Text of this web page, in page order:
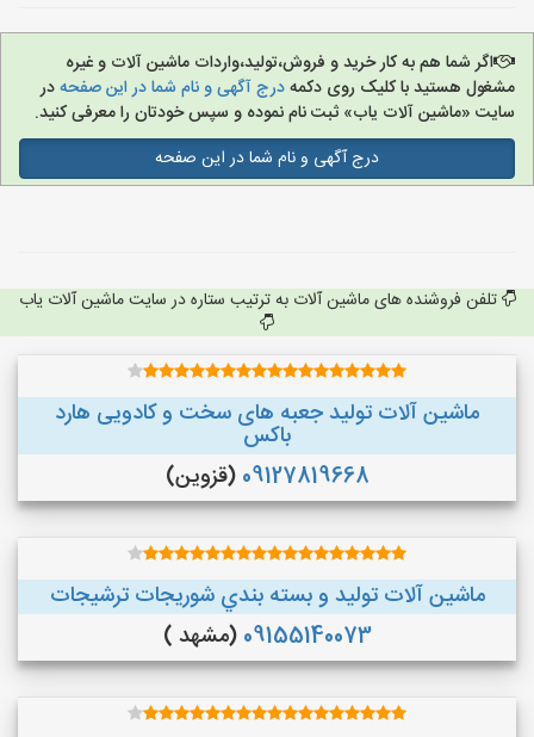
اگر شما هم به کار خرید و فروش،تولید،واردات ماشین آلات و غیره
مشغول هستید با کلیک روی دکمهدرج آگهی و نام شما در این صفحهدر
سایت «ماشین آلات یاب» ثبت نام نموده و سپس خودتان را معرفی کنید.
درج آگهی و نام شما در این صفحه
تلفن فروشنده های ماشین آلات به ترتیب ستاره در سایت ماشین آلات یاب
ماشین آلات تولید جعبه های سخت و کادویی هارد
باکس
09127819668 (قزوین)
ماشین آلات توليد و بسته بندي شوريجات ترشيجات
09155140073 (مشهد )